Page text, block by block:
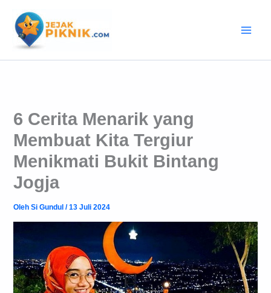
konten
6 Cerita Menarik yang
Membuat Kita Tergiur
Menikmati Bukit Bintang
Jogja
OlehSi Gundul/13 Juli 2024